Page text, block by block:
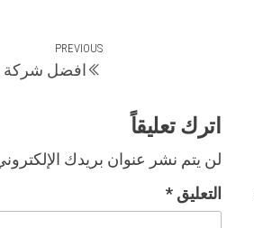
Previous
Post
PREVIOUS
افضل شركة
اترك تعليقاً
لن يتم نشر عنوان بريدك
التعليق*